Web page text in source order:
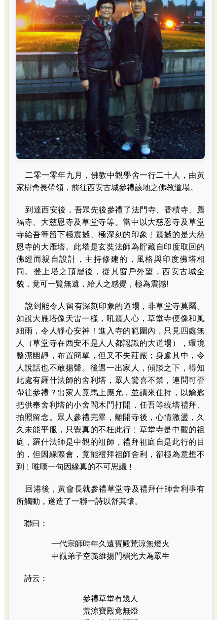
二零一零年九月，佛教中觀學舍一行二十人，由黃
家樹會長帶領，前往西安古城參禮該地之佛教道場。
到達西安後，吾眾先後參禮了法門寺、香積寺、薦
福寺、大慈恩寺及草堂寺等。當中以大慈恩寺及草堂
寺給吾等留下極震撼、極深刻的印象﹗震撼的是大慈
恩寺的大雁塔。此塔是玄奘法師為貯藏自印度取回的
佛經而親自設計，主持修建的，風格與印度佛塔相
同。登上塔之頂層後，從其窗戶外望，西安古城全
貌，竟可一覽無遺，給人之感覺，極為震撼!
說到能令人留有深刻印象的道場，非草堂寺莫屬。
如說大雁塔像天雷一樣，吼震人心，草堂寺便像和風
細雨，令人靜心安神！進入寺的範圍內，只見四處無
人（草堂寺在西安不是人人都認識的大道場），環境
整潔幽靜，布置簡單，但又不失莊嚴；身處其中，令
人說話也不敢揚聲。後遇一出家人，傾談之下，得知
此處有羅什法師的舍利塔，眾人驚喜不禁，連問可否
帶往參禮？出家人竟馬上應允，並請來住持，以鑰匙
把供奉舍利塔的小舍間木門打開，任吾等繞塔禮拜、
拍照留念。眾人參禮完畢，離開寺後，心情激盪，久
久未能平服，只覺真的不枉此行﹗草堂寺是中觀的祖
庭，羅什法師是中觀的祖師，禮拜祖庭自是此行的目
的，但因緣際會，竟能禮拜祖師舍利，卻極為意想不
到﹗唯嘆一句因緣真的不可思議﹗
回港後，黃會長就參禮草堂寺及禮拜什師舍利事有
所觸動，遂造了一聯一詩以舒其懷。
聯曰：
一代宗師時年久遠寶殿荒涼無燈火
中觀弟子空義維揚門楣光大為眾生
詩云：
參禮草堂有幾人
荒涼寶殿竟無燈